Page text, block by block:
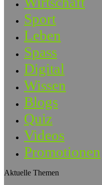
Sport
Leben
Spass
Digital
Wissen
Blogs
Quiz
Videos
Promotionen
Aktuelle Themen